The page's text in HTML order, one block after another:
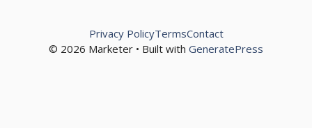
© 2026 Marketer • Built with GeneratePress
Privacy PolicyTermsContact